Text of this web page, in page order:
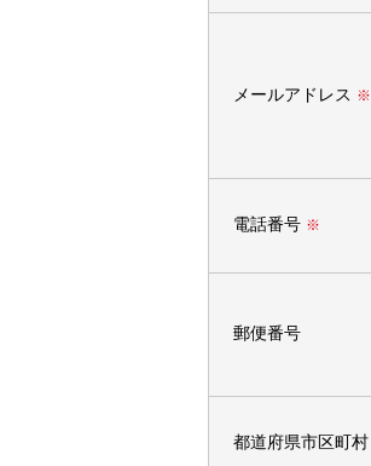
メールアドレス ※
電話番号 ※
郵便番号
都道府県市区町村